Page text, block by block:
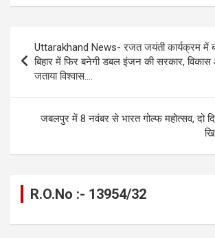
ce
o
o
k
se
g
er
at
A
p
e
gr
a
ail
navigation
Uttarakhand News- रजत जयंती कार्यक्रम में
बिहार में फिर बनेगी डबल इंजन की सरकार,
जताया विश्वास….
जबलपुर में 8 नवंबर से भारत गोल्फ महोत्सव, दो
R.O.No :- 13954/32